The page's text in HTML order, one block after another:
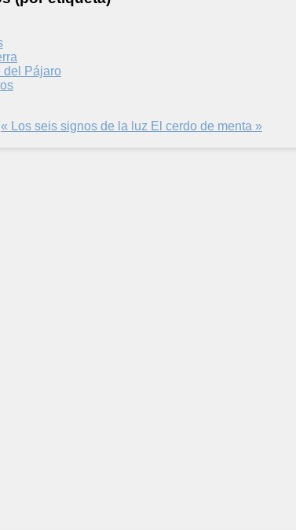
del Pájaro
« Los seis signos de la luz El cerdo de menta »